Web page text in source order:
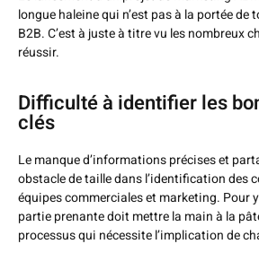
longue haleine qui n’est pas à la portée de
B2B. C’est à juste à titre vu les nombreux
réussir.
Difficulté à identifier les
clés
Le manque d’informations précises et
obstacle de taille dans l’identification des
équipes commerciales et marketing. Pour
partie prenante doit mettre la main à la
processus qui nécessite l’implication de